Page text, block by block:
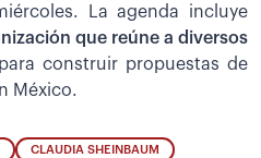
La agenda incluye
que reúne a diversos
construir propuestas de
México.
CLAUDIA SHEINBAUM